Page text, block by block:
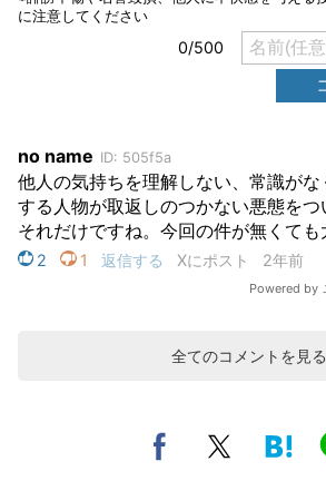
全てのコメントを見る